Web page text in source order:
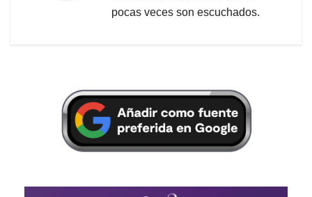
pocas veces son escuchados.